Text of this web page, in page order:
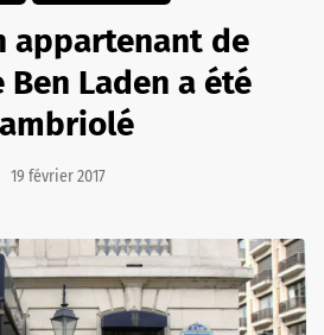
appartenant de
Laden a été
19 février 2017